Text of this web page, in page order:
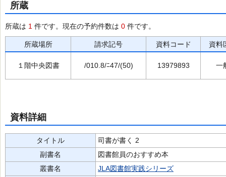
所蔵
所蔵は 1 件です。現在の予約件数は 0 件です。
所蔵場所 請求記号 資料コード 資料
１階中央図書 /010.8/ﾆ47/(50) 13979893 一
資料詳細
タイトル
司書が書く 2
副書名
図書館員のおすすめ本
叢書名
JLA図書館実践シリーズ